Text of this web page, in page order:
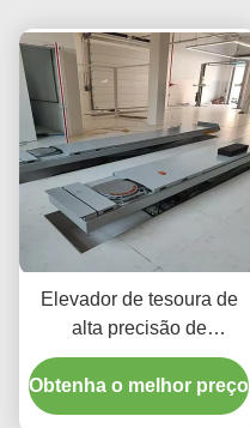
Elevador de tesoura de
alta precisão de
alinhamento de rodas
T400D 4000kg
Capacidade para oficinas
Obtenha o melhor preço